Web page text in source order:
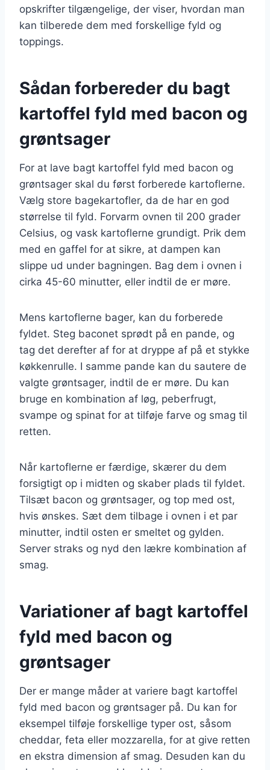
opskrifter tilgængelige, der viser, hvordan man
kan tilberede dem med forskellige fyld og
toppings.
Sådan forbereder du bagt
kartoffel fyld med bacon og
grøntsager
For at lave bagt kartoffel fyld med bacon og
grøntsager skal du først forberede kartoflerne.
Vælg store bagekartofler, da de har en god
størrelse til fyld. Forvarm ovnen til 200 grader
Celsius, og vask kartoflerne grundigt. Prik dem
med en gaffel for at sikre, at dampen kan
slippe ud under bagningen. Bag dem i ovnen i
cirka 45-60 minutter, eller indtil de er møre.
Mens kartoflerne bager, kan du forberede
fyldet. Steg baconet sprødt på en pande, og
tag det derefter af for at dryppe af på et stykke
køkkenrulle. I samme pande kan du sautere de
valgte grøntsager, indtil de er møre. Du kan
bruge en kombination af løg, peberfrugt,
svampe og spinat for at tilføje farve og smag til
retten.
Når kartoflerne er færdige, skærer du dem
forsigtigt op i midten og skaber plads til fyldet.
Tilsæt bacon og grøntsager, og top med ost,
hvis ønskes. Sæt dem tilbage i ovnen i et par
minutter, indtil osten er smeltet og gylden.
Server straks og nyd den lækre kombination af
smag.
Variationer af bagt kartoffel
fyld med bacon og
grøntsager
Der er mange måder at variere bagt kartoffel
fyld med bacon og grøntsager på. Du kan for
eksempel tilføje forskellige typer ost, såsom
cheddar, feta eller mozzarella, for at give retten
en ekstra dimension af smag. Desuden kan du